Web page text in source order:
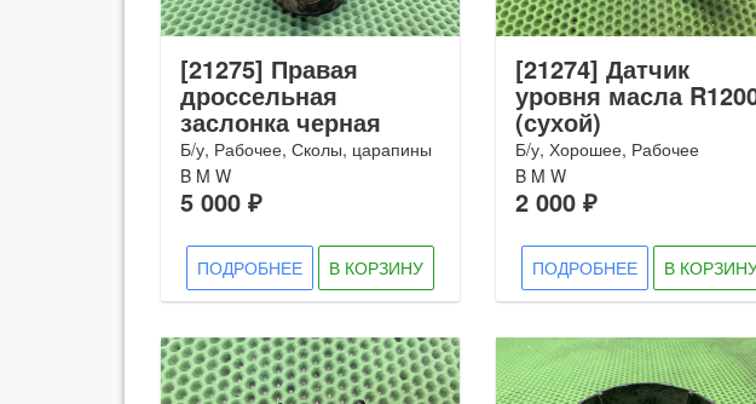
[21275] Правая
дроссельная
заслонка черная
Б/у, Рабочее, Сколы, царапины
B M W
5 000 ₽
ПОДРОБНЕЕ В КОРЗИНУ
[21274] Датчик
уровня масла
(сухой)
Б/у, Хорошее, Рабочее
B M W
2 000 ₽
ПОДРОБНЕЕ В